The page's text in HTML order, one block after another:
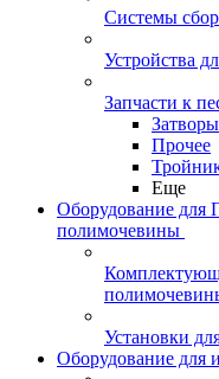
Системы
Устройства
Запчасти к
Затворы
Прочее
Еще
Оборудование для
полимочевины
Установки
Оборудование для